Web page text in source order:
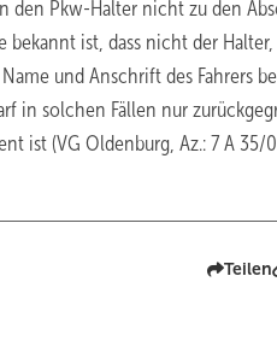
den Pkw-Halter nicht zu den
ist, dass nicht der
und Anschrift des Fahrers
in solchen Fällen nur
ist (VG Oldenburg, Az.: 7 A 35/
Teilen